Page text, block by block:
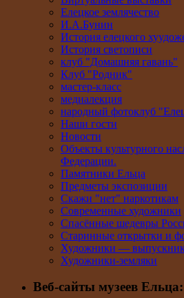
Елецкое землячество
И.А.Бунин
История елецкого
История светописи
клуб "Домашняя гавань"
Клуб "Родник"
мастер-класс
медиалекция
народный фотоклуб
Наши гости
Новости
Объекты культурного
Федерации.
Памятники Ельца
Предметы экспозиции
Скажи "нет" наркотикам
Современные художники
Спасённые шедевры
Старинные открытки и
Художники —
Художники-земляки
Веб-сайты музеев Ельца: